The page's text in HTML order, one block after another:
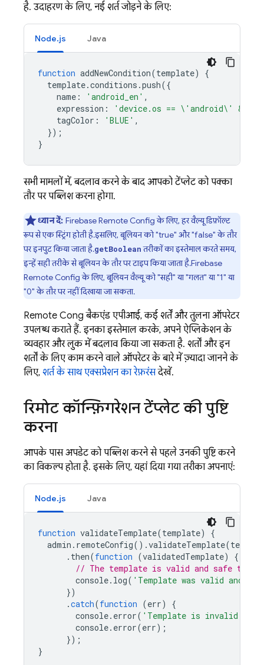
है. उदाहरण के लिए, नई शर्त जोड़ने के लिए:
Node.js Java
function addNewCondition(template)
{
template.conditions .push({
name : 'android_en' ,
expression :
'device.os == \'android\'
tagColor : 'BLUE' ,
});
}
सभी मामलों में, बदलाव करने के बाद आपको टेंप्लेट को पक्का
तौर पर पब्लिश करना होगा.
ध्यान दें: Firebase Remote Configके लिए, हर वैल्यू डिफ़ॉल्ट
रूप से एक स्ट्रिंग होती है. इसलिए, बूलियन को "true" और "false" के तौर
पर इनपुट किया जाता है.getBooleanतरीकों का इस्तेमाल करते समय,
इन्हें सही तरीके से बूलियन के तौर पर टाइप किया जाता है.Firebase
Remote Configके लिए, बूलियन वैल्यू को "सही" या "गलत" या "1" या
"0" के तौर पर नहीं दिखाया जा सकता.
Remote Config बैकएंड एपीआई, कई शर्तें और तुलना ऑपरेटर
उपलब्ध कराते हैं. इनका इस्तेमाल करके, अपने ऐप्लिकेशन के
व्यवहार और लुक में बदलाव किया जा सकता है. शर्तों और इन
शर्तों के लिए काम करने वाले ऑपरेटर के बारे में ज़्यादा जानने के
लिए, शर्त के साथ एक्सप्रेशन का रेफ़रंसदेखें.
रिमोट कॉन्फ़िगरेशन टेंप्लेट की पुष्टि
करना
आपके पास अपडेट को पब्लिश करने से पहले उनकी पुष्टि करने
का विकल्प होता है. इसके लिए, यहां दिया गया तरीका अपनाएं:
Node.js Java
function validateTemplate(template)
{
admin . remoteConfig().validateTemplate(
. then(function (validatedTemplate)
{
// The template is valid and safe to
console. log( 'Template was valid and
})
.catch(function (err)
{
console. error( 'Template is invalid and
console. error(err);
});
}